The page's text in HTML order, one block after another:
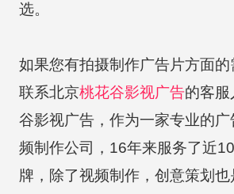
选。
如果您有拍摄制作广告片方面
联系北京桃花谷影视广告的客服
谷影视广告，作为一家专业的广
频制作公司，16年来服务了近
牌，除了视频制作，创意策划